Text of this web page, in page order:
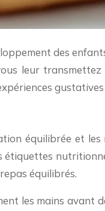
des
leur
équilibrée et les
équilibrés.
les mains avant